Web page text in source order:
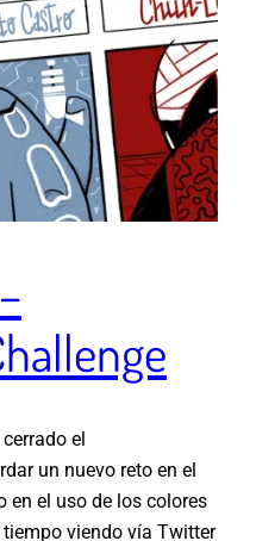
el
un nuevo reto en el
en el uso de los colores
viendo vía Twitter